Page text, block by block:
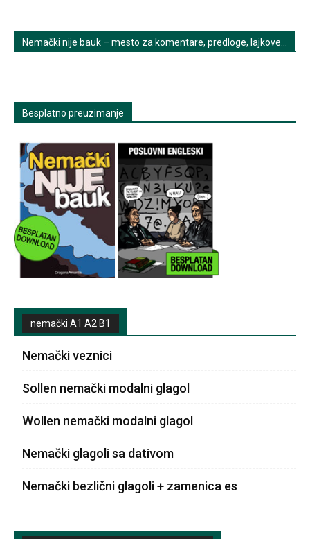
Nemački nije bauk – mesto za komentare, predloge, lajkove…
Besplatno preuzimanje
nemački A1 A2 B1
Nemački veznici
Sollen nemački modalni glagol
Wollen nemački modalni glagol
Nemački glagoli sa dativom
Nemački bezlični glagoli + zamenica es